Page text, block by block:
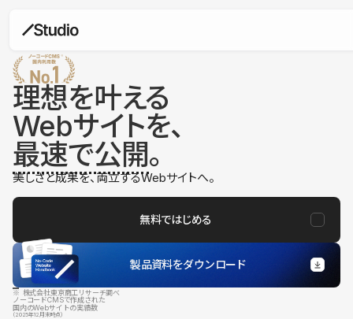
理想を叶える
Webサイトを、
最速で公開。
美しさと成果を、両立するWebサイトへ。
無料ではじめる
製品資料をダウンロード
※ 株式会社東京商工リサーチ調べ
ノーコードCMSで作成された
国内のWebサイトの実績数
（2025年12月末時点）